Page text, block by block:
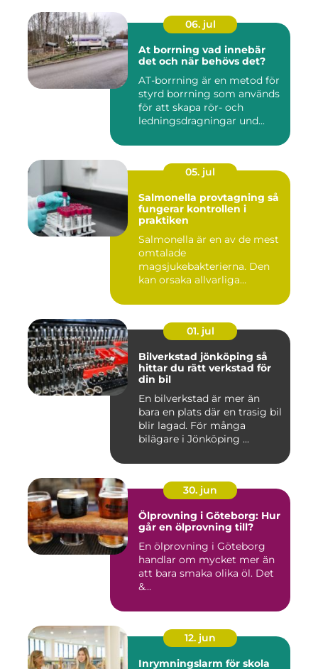
06. jul
At borrning vad innebär
det och när behövs det?
AT-borrning är en metod för
styrd borrning som används
för att skapa rör- och
ledningsdragningar und...
05. jul
Salmonella provtagning så
fungerar kontrollen i
praktiken
Salmonella är en av de mest
omtalade
magsjukebakterierna. Den
kan orsaka allvarliga
01. jul
Bilverkstad jönköping så
hittar du rätt verkstad för
din bil
En bilverkstad är mer än
bara en plats där en trasig bil
blir lagad. För många
bilägare i Jönköping ...
30. jun
Ölprovning i Göteborg: Hur
går en ölprovning till?
En ölprovning i Göteborg
handlar om mycket mer än
att bara smaka olika öl. Det
&...
12. jun
Inrymningslarm för skola